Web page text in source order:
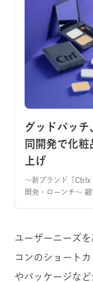
グッドパッ
同開発で化
上げ
〜新ブランド「Ctrlx
開発・ローンチ〜
ユーザーニーズ
コンのショート
やパッケージな